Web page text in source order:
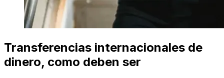
Transferencias internacionales de
dinero, como deben ser